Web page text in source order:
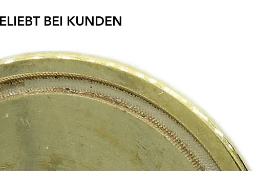
BEI KUNDEN